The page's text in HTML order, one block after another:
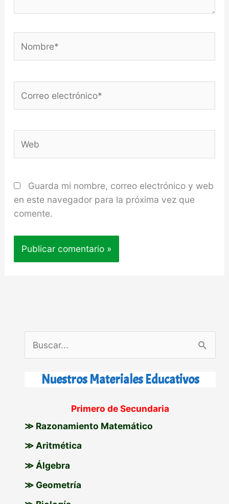
electrónico*
Guarda mi nombre, correo electrónico y web
en este navegador para la próxima vez que
comente.
u
r
p
o
Nuestros Materiales Educativos
Primero de Secundaria
≫ Razonamiento Matemático
≫ Aritmética
≫ Álgebra
≫ Geometría